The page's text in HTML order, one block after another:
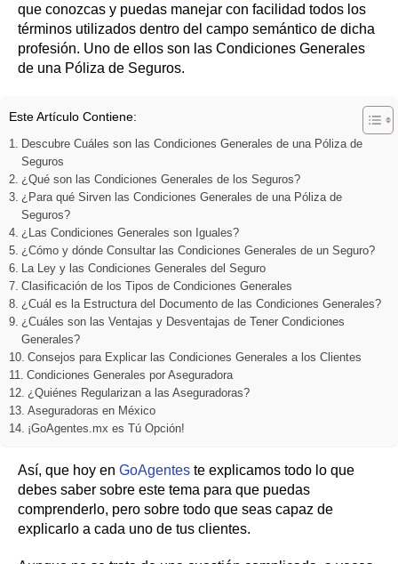
que conozcas y puedas manejar con facilidad todos los
términos utilizados dentro del campo semántico de dicha
profesión. Uno de ellos son las Condiciones Generales
de una Póliza de Seguros.
Este Artículo Contiene:
Descubre Cuáles son las Condiciones Generales de una Póliza de
Seguros
¿Qué son las Condiciones Generales de los Seguros?
¿Para qué Sirven las Condiciones Generales de una Póliza de
Seguros?
¿Las Condiciones Generales son Iguales?
¿Cómo y dónde Consultar las Condiciones Generales de un Seguro?
La Ley y las Condiciones Generales del Seguro
Clasificación de los Tipos de Condiciones Generales
¿Cuál es la Estructura del Documento de las Condiciones Generales?
¿Cuáles son las Ventajas y Desventajas de Tener Condiciones
Generales?
Consejos para Explicar las Condiciones Generales a los Clientes
Condiciones Generales por Aseguradora
¿Quiénes Regularizan a las Aseguradoras?
Aseguradoras en México
¡GoAgentes.mx es Tú Opción!
Así, que hoy en GoAgentes te explicamos todo lo que
debes saber sobre este tema para que puedas
comprenderlo, pero sobre todo que seas capaz de
explicarlo a cada uno de tus clientes.